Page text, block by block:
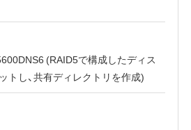
(RAID5で構成したディス
トし、共有ディレクトリを作成)